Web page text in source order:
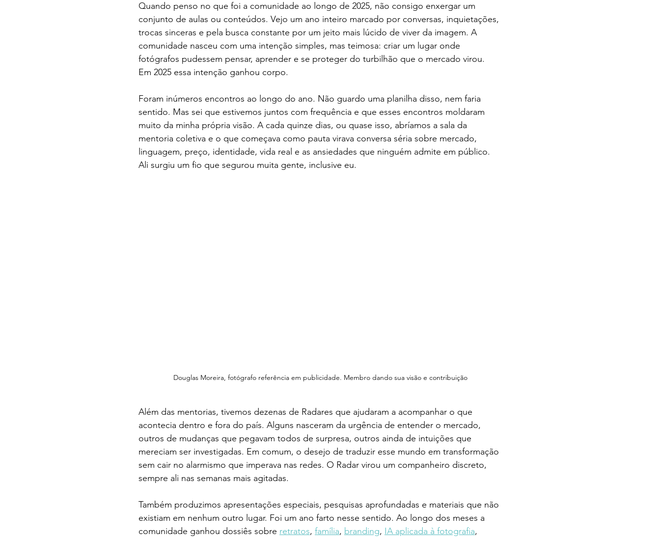
Quando penso no que foi a comunidade ao longo de 2025, não consigo enxergar um
conjunto de aulas ou conteúdos. Vejo um ano inteiro marcado por conversas, inquietações,
trocas sinceras e pela busca constante por um jeito mais lúcido de viver da imagem. A
comunidade nasceu com uma intenção simples, mas teimosa: criar um lugar onde
fotógrafos pudessem pensar, aprender e se proteger do turbilhão que o mercado virou.
Em 2025 essa intenção ganhou corpo.
Foram inúmeros encontros ao longo do ano. Não guardo uma planilha disso, nem faria
sentido. Mas sei que estivemos juntos com frequência e que esses encontros moldaram
muito da minha própria visão. A cada quinze dias, ou quase isso, abríamos a sala da
mentoria coletiva e o que começava como pauta virava conversa séria sobre mercado,
linguagem, preço, identidade, vida real e as ansiedades que ninguém admite em público.
Ali surgiu um fio que segurou muita gente, inclusive eu.
Douglas Moreira, fotógrafo referência em publicidade. Membro dando sua visão e contribuição
Além das mentorias, tivemos dezenas de Radares que ajudaram a acompanhar o que
acontecia dentro e fora do país. Alguns nasceram da urgência de entender o mercado,
outros de mudanças que pegavam todos de surpresa, outros ainda de intuições que
mereciam ser investigadas. Em comum, o desejo de traduzir esse mundo em transformação
sem cair no alarmismo que imperava nas redes. O Radar virou um companheiro discreto,
sempre ali nas semanas mais agitadas.
Também produzimos apresentações especiais, pesquisas aprofundadas e materiais que não
existiam em nenhum outro lugar. Foi um ano farto nesse sentido. Ao longo dos meses a
comunidade ganhou dossiês sobre retratos, família, branding, IA aplicada à fotografia,